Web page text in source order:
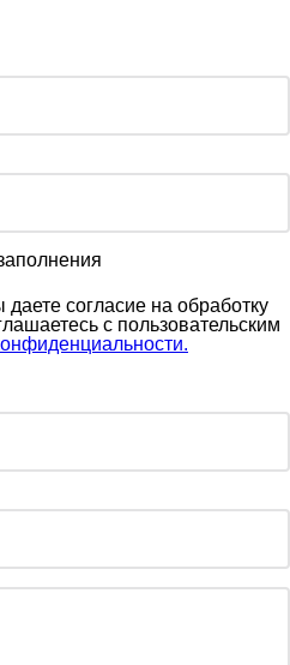
согласие на обработку
c пользовательским